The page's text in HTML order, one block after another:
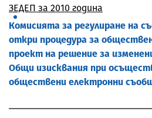
ЗЕДЕП за 2010 година
Комисията за регулиране на
откри процедура за
проект на решение за
Общи изисквания при
обществени електронни